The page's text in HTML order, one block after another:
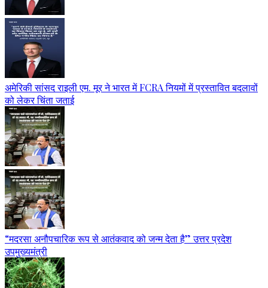
अमेरिकी सांसद राइली एम. मूर ने भारत में FCRA नियमों में प्रस्तावित बदलावों
को लेकर चिंता जताई
“मदरसा अनौपचारिक रूप से आतंकवाद को जन्म देता है” उत्तर प्रदेश
उपमुख्यमंत्री